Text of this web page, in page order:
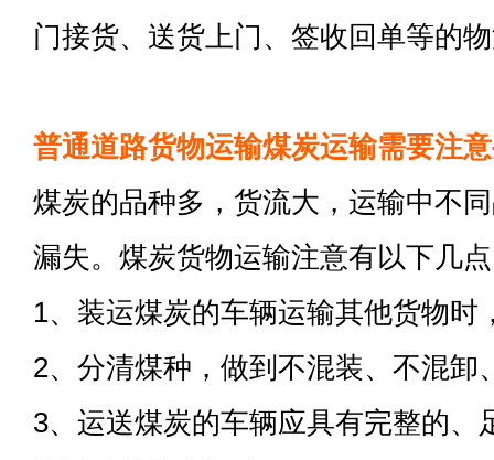
门接货、送货上门、签收回单等的
普通道路货物运输煤炭运输需要注
煤炭的品种多，货流大，运输中不
漏失。煤炭货物运输注意有以下几
1、装运煤炭的车辆运输其他货物时
2、分清煤种，做到不混装、不混卸
3、运送煤炭的车辆应具有完整的、